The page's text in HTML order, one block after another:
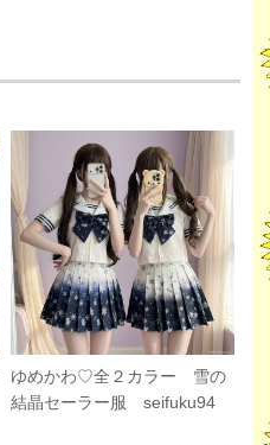
ゆめかわ♡全２カラー 雪の
結晶セーラー服 seifuku94